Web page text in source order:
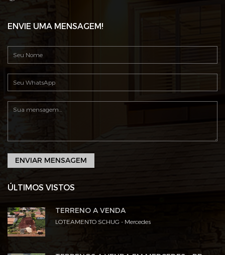
ÚLTIMOS VISTOS
TERRENO A VENDA
LOTEAMENTO SCHUG - Mercedes
ENVIE UMA MENSAGEM!
ENVIAR MENSAGEM